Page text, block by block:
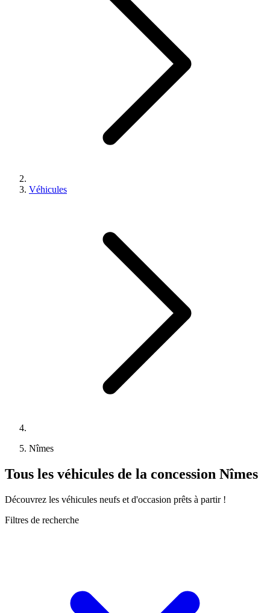
Véhicules
Nîmes
Tous les véhicules de la concession Nîmes
Découvrez les véhicules neufs et d'occasion prêts à partir !
Filtres de recherche